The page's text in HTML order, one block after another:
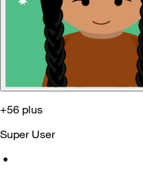
+56 plus
Super User
•